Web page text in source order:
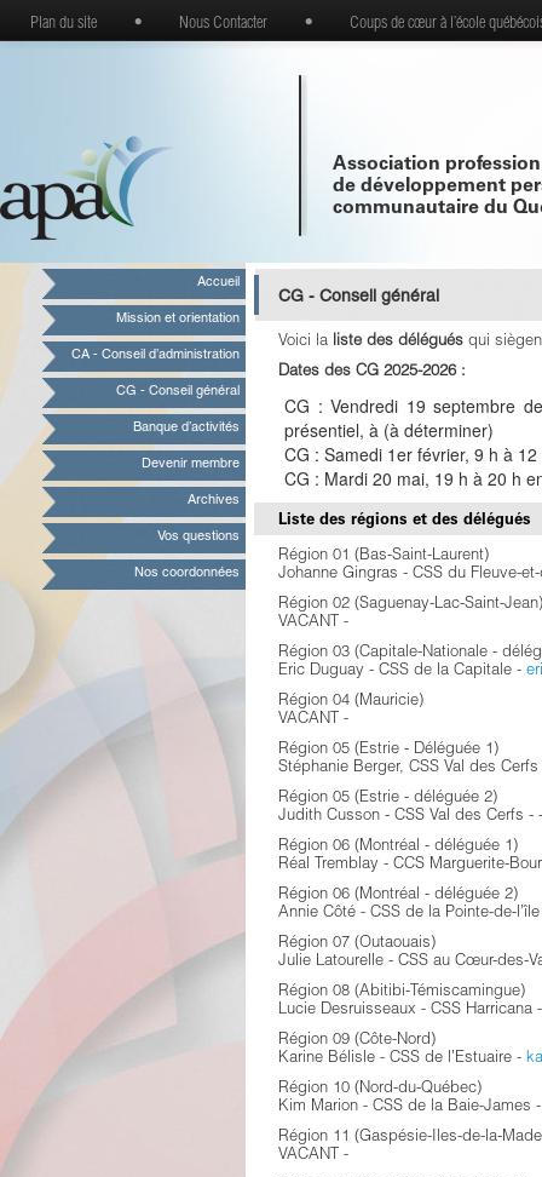
Plan du site • Nous Contacter • Coups de cœur à l’école
Association
de développement
communautaire du
Accueil
Mission et orientation
CA - Conseil d’administration
CG - Conseil général
Banque d’activités
Devenir membre
Archives
Vos questions
Nos coordonnées
CG - Conseil général
Voici la liste des délégués qui
Dates des CG 2025-2026 :
CG : Vendredi 19 septembre
présentiel, à (à déterminer)
CG : Samedi 1er février, 9 h à
CG : Mardi 20 mai, 19 h à 20 h
Liste des régions et des délégués
Région 01 (Bas-Saint-Laurent)
Johanne Gingras - CSS du Fleuve-
Région 02 (Saguenay-Lac-Saint-Jean)
VACANT -
Région 03 (Capitale-Nationale -
Eric Duguay - CSS de la Capitale -
Région 04 (Mauricie)
VACANT -
Région 05 (Estrie - Déléguée 1)
Stéphanie Berger, CSS Val des
Région 05 (Estrie - déléguée 2)
Judith Cusson - CSS Val des Cerfs -
Région 06 (Montréal - déléguée 1)
Réal Tremblay - CCS Marguerite-
Région 06 (Montréal - déléguée 2)
Annie Côté - CSS de la Pointe-de-
Région 07 (Outaouais)
Julie Latourelle - CSS au Cœur-des-
Région 08 (Abitibi-Témiscamingue)
Lucie Desruisseaux - CSS Harricana
Région 09 (Côte-Nord)
Karine Bélisle - CSS de l’Estuaire -
Région 10 (Nord-du-Québec)
Kim Marion - CSS de la Baie-James
Région 11 (Gaspésie-Iles-de-la-
VACANT -